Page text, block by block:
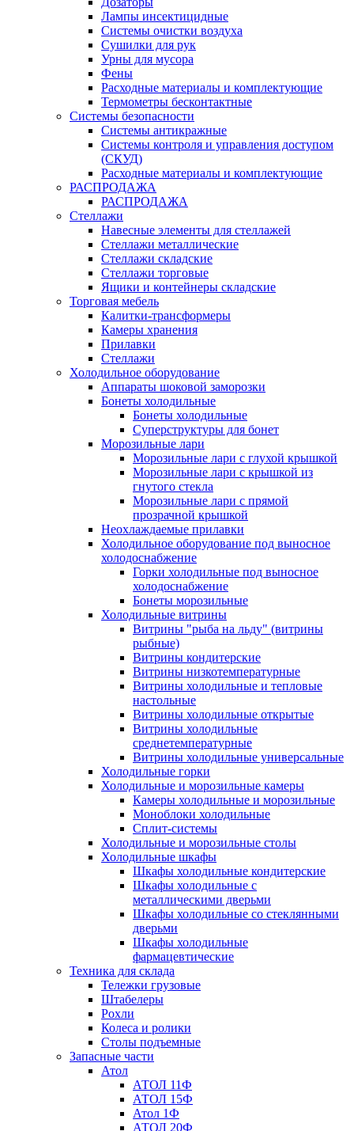
Лампы инсектицидные
Системы очистки воздуха
Сушилки для рук
Урны для мусора
Фены
Расходные материалы и комплектующие
Термометры бесконтактные
Системы безопасности
Системы антикражные
Системы контроля и управления доступом
(СКУД)
Расходные материалы и комплектующие
РАСПРОДАЖА
РАСПРОДАЖА
Стеллажи
Навесные элементы для стеллажей
Стеллажи металлические
Стеллажи складские
Стеллажи торговые
Ящики и контейнеры складские
Торговая мебель
Калитки-трансформеры
Камеры хранения
Прилавки
Стеллажи
Холодильное оборудование
Аппараты шоковой заморозки
Бонеты холодильные
Бонеты холодильные
Суперструктуры для бонет
Морозильные лари
Морозильные лари с глухой крышкой
Морозильные лари с крышкой из
гнутого стекла
Морозильные лари с прямой
прозрачной крышкой
Неохлаждаемые прилавки
Холодильное оборудование под выносное
холодоснабжение
Горки холодильные под выносное
холодоснабжение
Бонеты морозильные
Холодильные витрины
Витрины "рыба на льду" (витрины
рыбные)
Витрины кондитерские
Витрины низкотемпературные
Витрины холодильные и тепловые
настольные
Витрины холодильные открытые
Витрины холодильные
среднетемпературные
Витрины холодильные универсальные
Холодильные горки
Холодильные и морозильные камеры
Камеры холодильные и морозильные
Моноблоки холодильные
Сплит-системы
Холодильные и морозильные столы
Холодильные шкафы
Шкафы холодильные кондитерские
Шкафы холодильные с
металлическими дверьми
Шкафы холодильные со стеклянными
дверьми
Шкафы холодильные
фармацевтические
Техника для склада
Тележки грузовые
Штабелеры
Рохли
Колеса и ролики
Столы подъемные
Запасные части
Атол
АТОЛ 11Ф
АТОЛ 15Ф
Атол 1Ф
АТОЛ 20Ф